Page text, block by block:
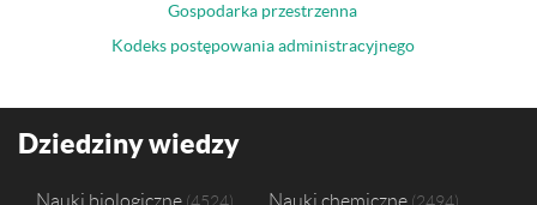
Gospodarka przestrzenna
Kodeks postępowania administracyjnego
Dziedziny wiedzy
Nauki biologiczne Nauki chemiczne